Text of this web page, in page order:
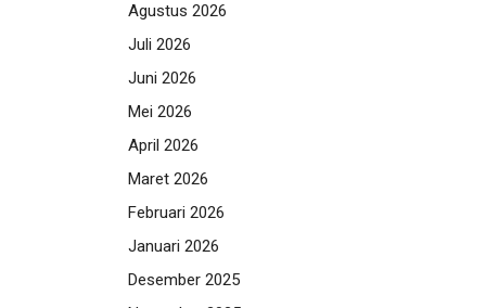
Agustus 2026
Juli 2026
Juni 2026
Mei 2026
April 2026
Maret 2026
Februari 2026
Januari 2026
Desember 2025